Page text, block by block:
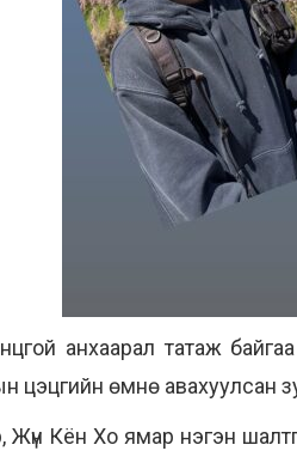
анхаарал татаж
цэцгийн өмнө авахуулсан
Жүн Кён Хо ямар нэгэн